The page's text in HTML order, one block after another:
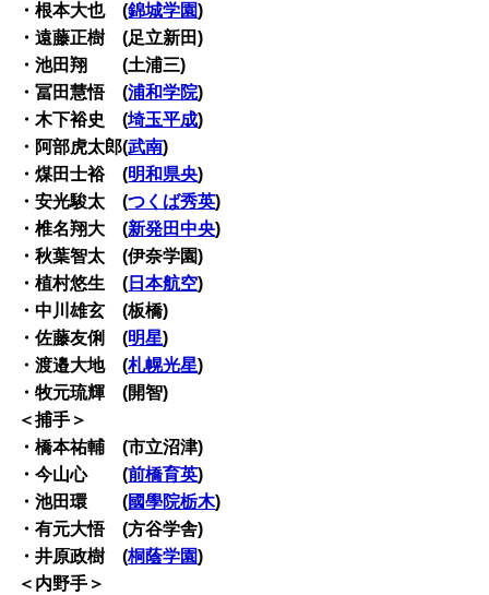
・根本大也 (錦城学園)
・遠藤正樹 (足立新田)
・池田翔 (土浦三)
・冨田慧悟 (浦和学院)
・木下裕史 (埼玉平成)
・阿部虎太郎(武南)
・煤田士裕 (明和県央)
・安光駿太 (つくば秀英)
・椎名翔大 (新発田中央)
・秋葉智太 (伊奈学園)
・植村悠生 ( 日本航空)
・中川雄玄 (板橋)
・佐藤友俐 (明星)
・渡邉大地 (札幌光星)
・牧元琉輝 (開智)
＜捕手＞
・橋本祐輔 (市立沼津)
・今山心 (前橋育英)
・池田環 (國學院栃木)
・有元大悟 (方谷学舎)
・井原政樹 (桐蔭学園)
＜内野手＞